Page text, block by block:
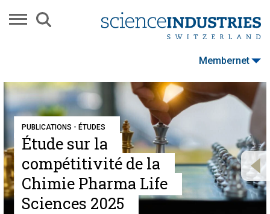
Membernet
PUBLICATIONS - ÉTUDES
Étude sur la
compétitivité de la
Chimie Pharma Life
Sciences 2025